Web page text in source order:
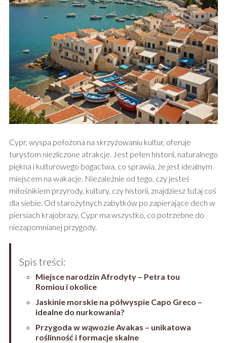
Cypr, wyspa położona na skrzyżowaniu kultur, oferuje
turystom niezliczone atrakcje. Jest pełen historii, naturalnego
piękna i kulturowego bogactwa, co sprawia, że jest idealnym
miejscem na wakacje. Niezależnie od tego, czy jesteś
miłośnikiem przyrody, kultury, czy historii, znajdziesz tutaj coś
dla siebie. Od starożytnych zabytków po zapierające dech w
piersiach krajobrazy, Cypr ma wszystko, co potrzebne do
niezapomnianej przygody.
Spis treści:
Miejsce narodzin Afrodyty – Petra tou
Romiou i okolice
Jaskinie morskie na półwyspie Capo Greco –
idealne do nurkowania?
Przygoda w wąwozie Avakas – unikatowa
roślinność i formacje skalne